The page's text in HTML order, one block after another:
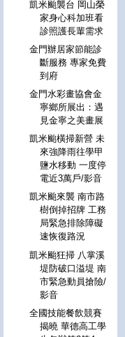
凱米颱襲台 岡山榮
家身心科加班看
診照護長輩需求
金門辦居家節能診
斷服務 專家免費
到府
金門水彩畫協會金
寧鄉所展出：遇
見金寧之美畫展
凱米颱橫掃新營 未
來強降雨往學甲
鹽水移動 一度停
電近3萬戶/影音
凱米颱來襲 南市路
樹倒掉招牌 工務
局緊急排除障礙
速恢復路況
凱米颱狂掃 八掌溪
堤防破口溢堤 南
市緊急動員搶險/
影音
全國技能餐飲競賽
揭曉 華德高工學